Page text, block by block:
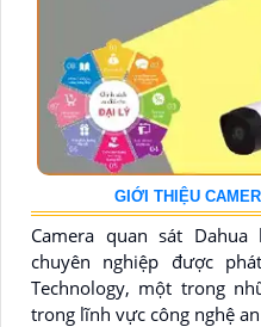
GIỚI THIỆU
Camera quan sát
chuyên nghiệp được
Technology, một trong
trong lĩnh vực công nghệ